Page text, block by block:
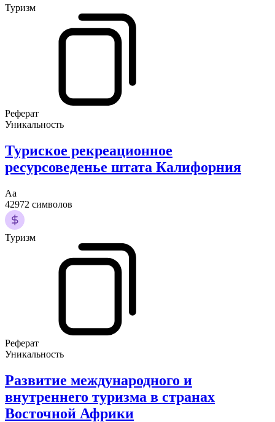
Туризм
Реферат
Уникальность
Туриское рекреационное
ресурсоведенье штата Калифорния
Аа
42972 символов
Туризм
Реферат
Уникальность
Развитие международного и
внутреннего туризма в странах
Восточной Африки